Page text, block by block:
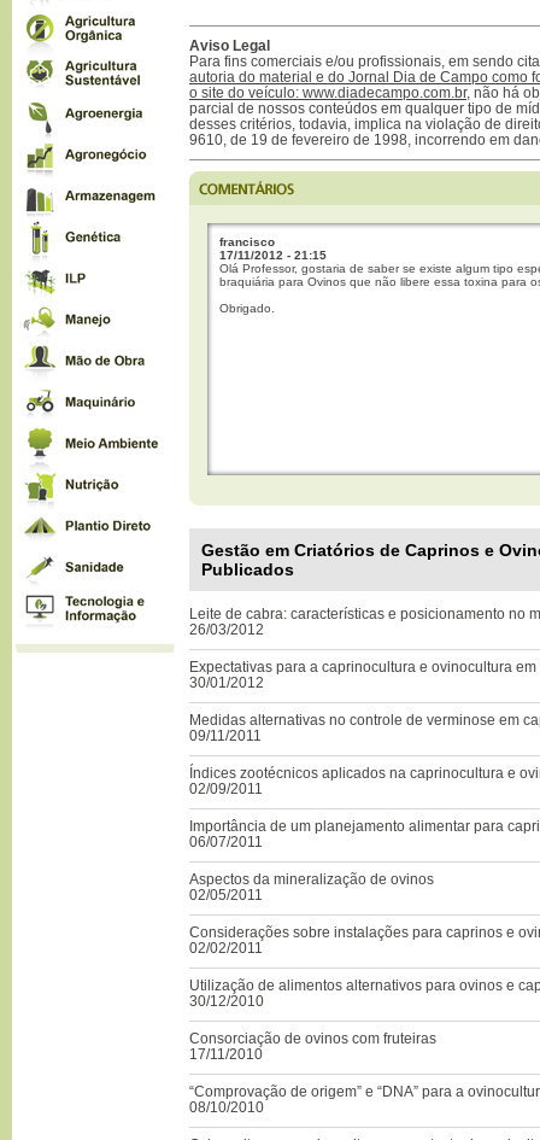
Aviso Legal
Para fins comerciais e/ou profissionais, em sendo
autoria do material e do Jornal Dia de Campo como
o site do veículo: www.diadecampo.com.br, não há
parcial de nossos conteúdos em qualquer tipo de
desses critérios, todavia, implica na violação de
9610, de 19 de fevereiro de 1998, incorrendo em
francisco
17/11/2012 - 21:15
Olá Professor, gostaria de saber se existe algum tipo
braquiária para Ovinos que não libere essa toxina para
Obrigado.
Gestão em Criatórios de Caprinos e
Publicados
Leite de cabra: características e posicionamento no
26/03/2012
Expectativas para a caprinocultura e ovinocultura em
30/01/2012
Medidas alternativas no controle de verminose em
09/11/2011
Índices zootécnicos aplicados na caprinocultura e
02/09/2011
Importância de um planejamento alimentar para
06/07/2011
Aspectos da mineralização de ovinos
02/05/2011
Considerações sobre instalações para caprinos e
02/02/2011
Utilização de alimentos alternativos para ovinos e
30/12/2010
Consorciação de ovinos com fruteiras
17/11/2010
“Comprovação de origem” e “DNA” para a
08/10/2010